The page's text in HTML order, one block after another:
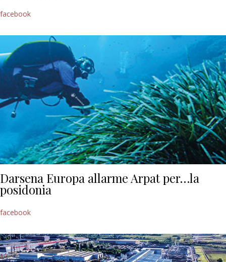
facebook
Darsena Europa allarme Arpat per…la
posidonia
facebook